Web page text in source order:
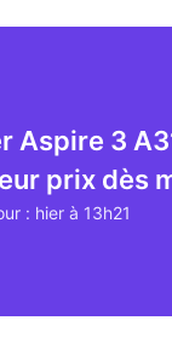
Aspire 3
prix dès
: hier à 13h21